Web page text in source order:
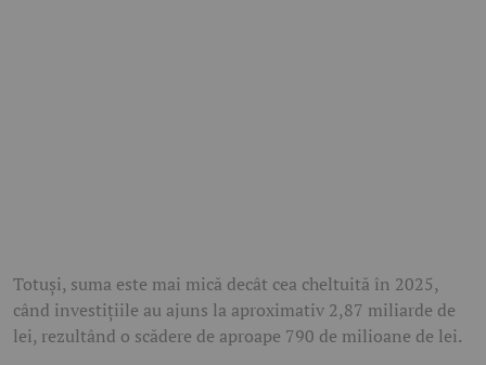
Totuși, suma este mai mică decât cea cheltuită în 2025,
când investițiile au ajuns la aproximativ 2,87 miliarde de
lei, rezultând o scădere de aproape 790 de milioane de lei.